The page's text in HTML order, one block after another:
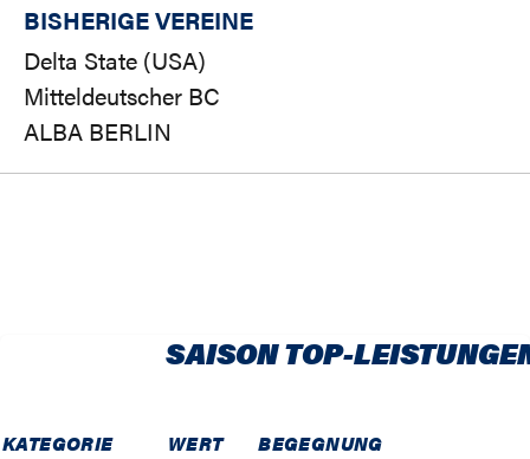
BISHERIGE VEREINE
Delta State (USA)
Mitteldeutscher BC
ALBA BERLIN
SAISON TOP-
KATEGORIE WERT BEGEGNUNG